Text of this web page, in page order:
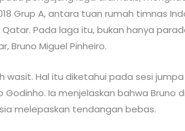
Grup A, antara tuan rumah timnas
Pada laga itu, bukan hanya
Bruno Miguel Pinheiro.
wasit. Hal itu diketahui pada sesi
Ia menjelaskan bahwa Bruno
melepaskan tendangan bebas.